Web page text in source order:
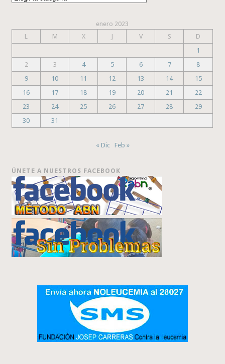
enero 2023
L
M X J V S
D
1
2
3 4 5 6 7
8
9
10 11 12 13 14
15
16
17 18 19 20 21
22
23
24 25 26 27 28
29
30
31
« Dic Feb »
ÚNETE A NUESTROS FACEBOOK